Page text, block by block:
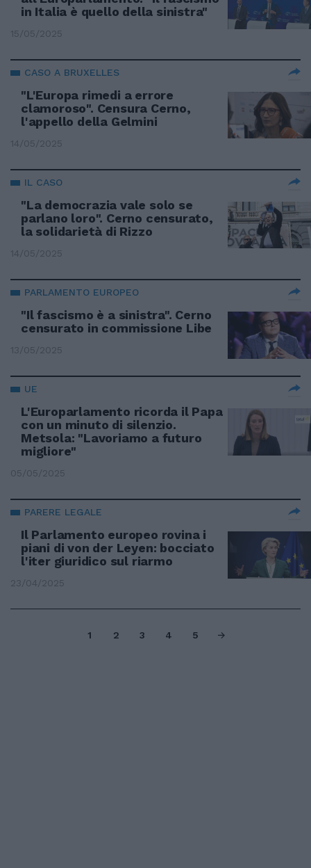
in Italia è quello della sinistra"
15/05/2025
CASO A BRUXELLES
"L'Europa rimedi a errore
clamoroso". Censura Cerno,
l'appello della Gelmini
14/05/2025
IL CASO
"La democrazia vale solo se
parlano loro". Cerno censurato,
la solidarietà di Rizzo
14/05/2025
PARLAMENTO EUROPEO
"Il fascismo è a sinistra". Cerno
censurato in commissione Libe
13/05/2025
UE
L'Europarlamento ricorda il Papa
con un minuto di silenzio.
Metsola: "Lavoriamo a futuro
migliore"
05/05/2025
PARERE LEGALE
Il Parlamento europeo rovina i
piani di von der Leyen: bocciato
l'iter giuridico sul riarmo
23/04/2025
1 2 3 4 5